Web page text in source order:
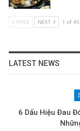
PREV NEXT 1 of 45
LATEST NEWS
6 Dấu Hiệu Đau